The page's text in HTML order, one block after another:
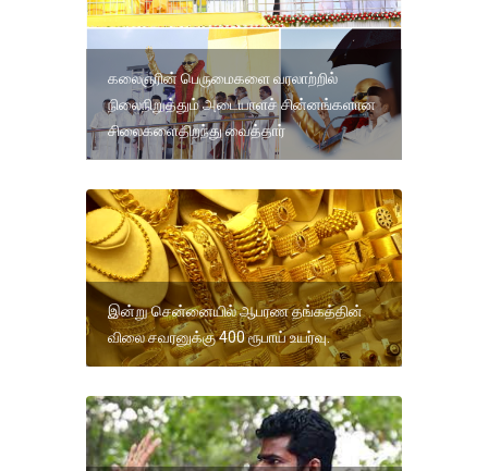
கலைஞரின் பெருமைகளை வரலாற்றில்
நிலைநிறுத்தும் அடையாளச் சின்னங்களான
சிலைகளைதிறந்து வைத்தார்
இன்று சென்னையில் ஆபரண தங்கத்தின்
விலை சவரனுக்கு 400 ரூபாய் உயர்வு.